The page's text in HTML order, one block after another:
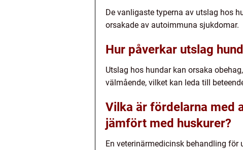
De vanligaste typerna av utslag hos
orsakade av autoimmuna sjukdomar.
Hur påverkar utslag
Utslag hos hundar kan orsaka
välmående, vilket kan leda till
Vilka är fördelarna med
jämfört med huskurer?
En veterinärmedicinsk behandling